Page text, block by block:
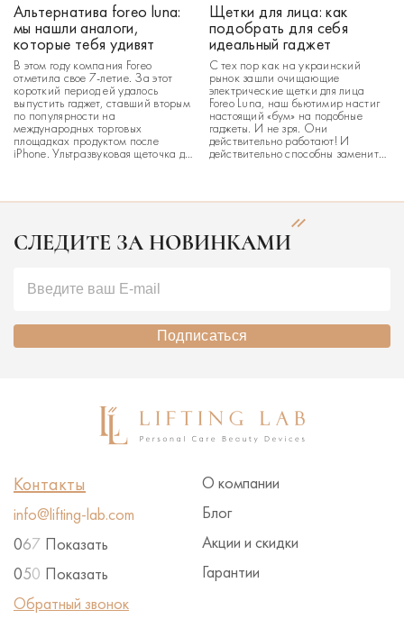
Альтернатива foreo luna:
мы нашли аналоги,
которые тебя удивят
В этом году компания Foreo
отметила свое 7-летие. За этот
короткий период ей удалось
выпустить гаджет, ставший вторым
по популярности на
международных торговых
площадках продуктом после
iPhone. Ультразвуковая щеточка для
Lifting Lab покажет, что нет смысла
Щетки для лица: как
подобрать для себя
идеальный гаджет
С тех пор как на украинский
рынок зашли очищающие
электрические щетки для лица
Foreo Luna, наш бьютимир настиг
настоящий «бум» на подобные
гаджеты. И не зря. Они
действительно работают! И
действительно способны заменить
красоты. А это, как вы понимаете,
существенная экономия нашего
времени и денег. Сегодня
СЛЕДИТЕ ЗА НОВИНКАМИ
Подписаться
О компании
Блог
Акции и скидки
Гарантии
Контакты
info@lifting-lab.com
067 Показать
050 Показать
Обратный звонок